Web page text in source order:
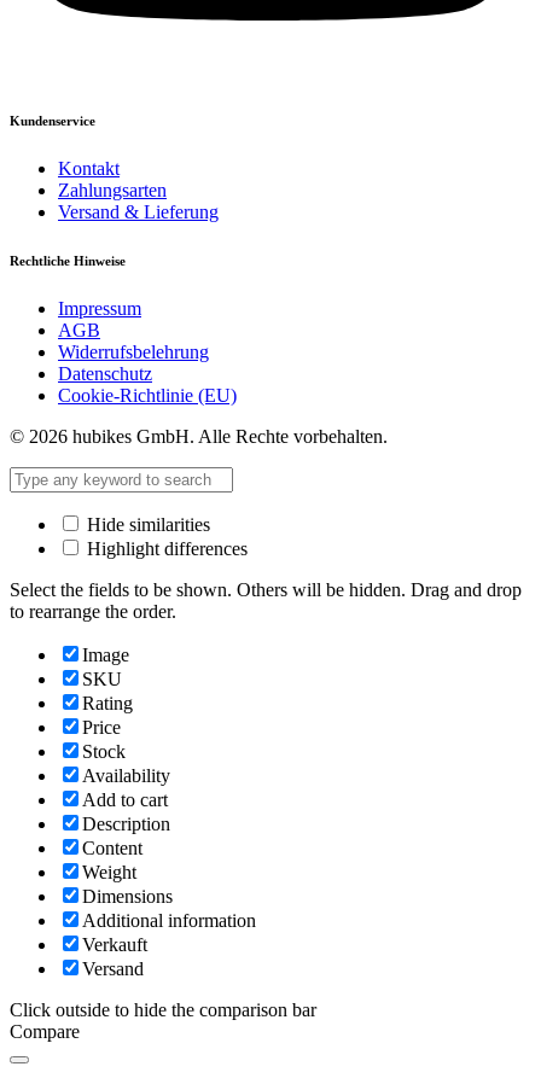
Kundenservice
Kontakt
Zahlungsarten
Versand & Lieferung
Rechtliche Hinweise
Impressum
AGB
Widerrufsbelehrung
Datenschutz
Cookie-Richtlinie (EU)
© 2026 hubikes GmbH. Alle Rechte vorbehalten.
Hide similarities
Highlight differences
Select the fields to be shown. Others will be hidden. Drag and drop
to rearrange the order.
Image
SKU
Rating
Price
Stock
Availability
Add to cart
Description
Content
Weight
Dimensions
Additional information
Verkauft
Versand
Click outside to hide the comparison bar
Compare